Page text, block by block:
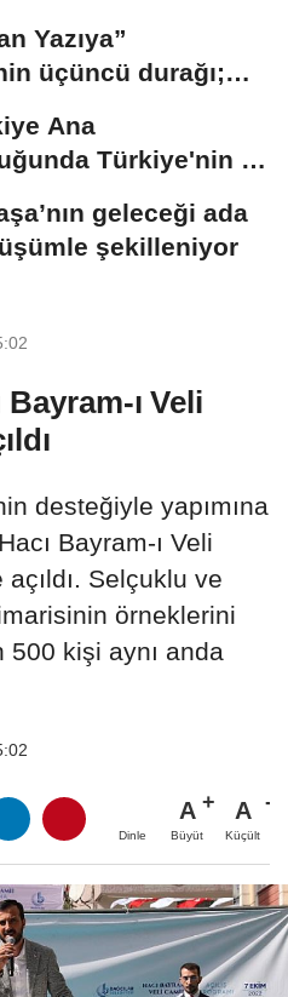
Yazıya”
üçüncü durağı;
Ana
Türkiye'nin İlk
geleceği ada
şekilleniyor
Bayram-ı Veli
desteğiyle yapımına
Bayram-ı Veli
Selçuklu ve
örneklerini
500 kişi aynı anda
Dinle
A
Büyüt
A
Küçült